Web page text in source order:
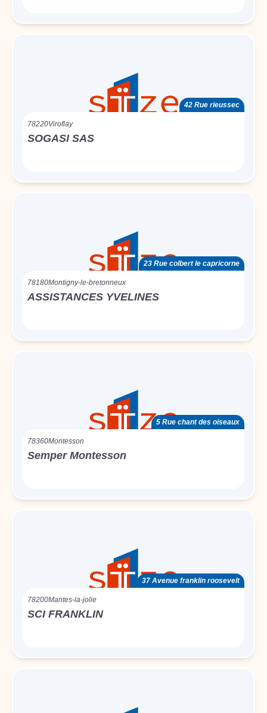
42 Rue rieussec
78220Viroflay
SOGASI SAS
23 Rue colbert le capricorne
78180Montigny-le-bretonneux
ASSISTANCES YVELINES
5 Rue chant des oiseaux
78360Montesson
Semper Montesson
37 Avenue franklin roosevelt
78200Mantes-la-jolie
SCI FRANKLIN